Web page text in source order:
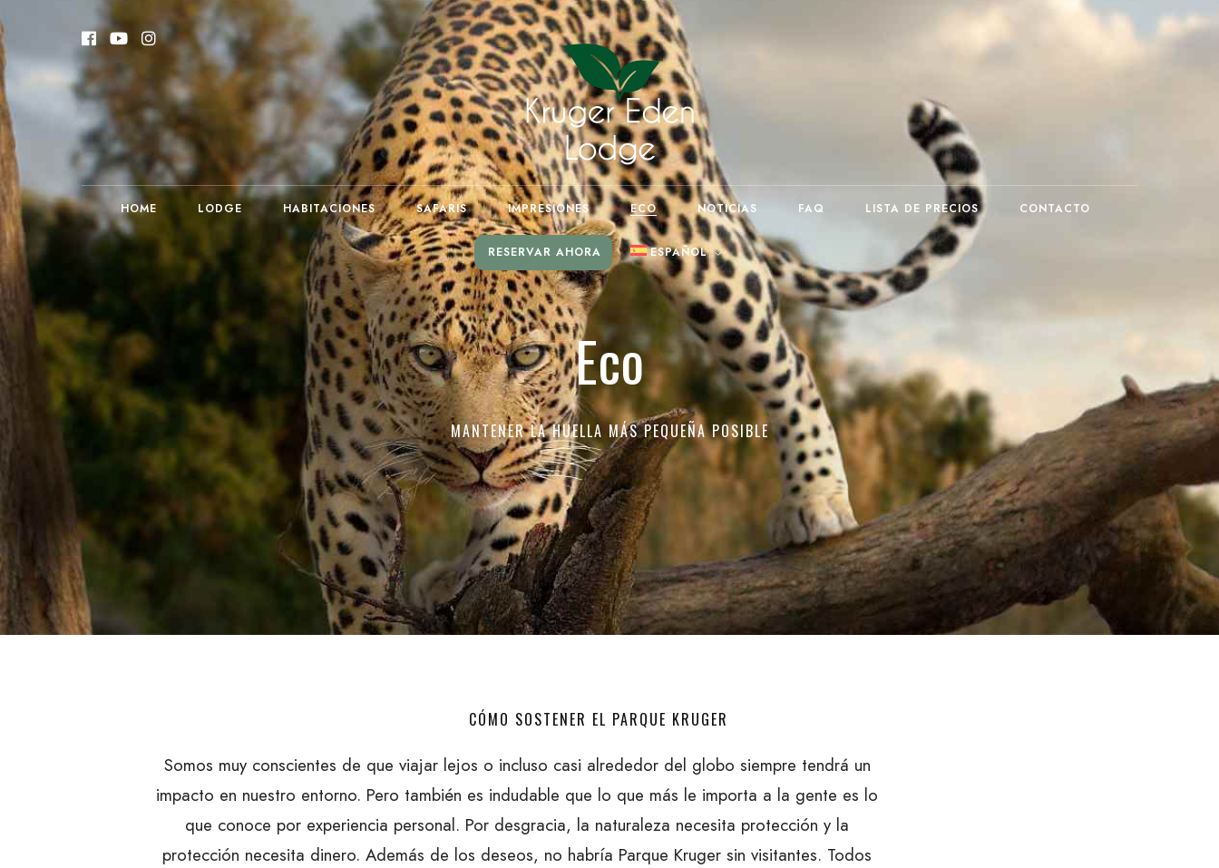
HOME LODGE HABITACIONES SAFARIS IMPRESIONES ECO NOTICIAS FAQ LISTA DE PRECIOS CONTACTO
RESERVAR AHORA ESPAÑOL
English(Inglés)
Deutsch (Alemán)
Afrikaans (South Africa)
Português (Portugués,
Portugal
Eco
MANTENER LA HUELLA MÁS PEQUEÑA POSIBLE
CÓMO SOSTENER EL PARQUE KRUGER
Somos muy conscientes de que viajar lejos o incluso casi alrededor del globo siempre tendrá un
impacto en nuestro entorno. Pero también es indudable que lo que más le importa a la gente es lo
que conoce por experiencia personal. Por desgracia, la naturaleza necesita protección y la
protección necesita dinero. Además de los deseos, no habría Parque Kruger sin visitantes. Todos